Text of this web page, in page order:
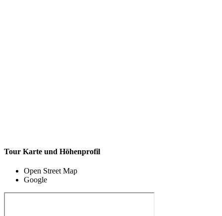
Tour Karte und Höhenprofil
Open Street Map
Google